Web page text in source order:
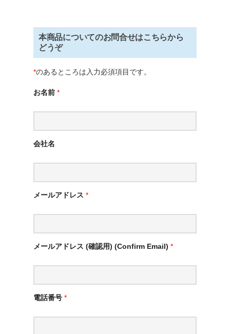
本商品についてのお問合せはこちらから
どうぞ
*のあるところは入力必須項目です。
お名前 *
会社名
メールアドレス *
メールアドレス (確認用) (Confirm Email) *
電話番号 *